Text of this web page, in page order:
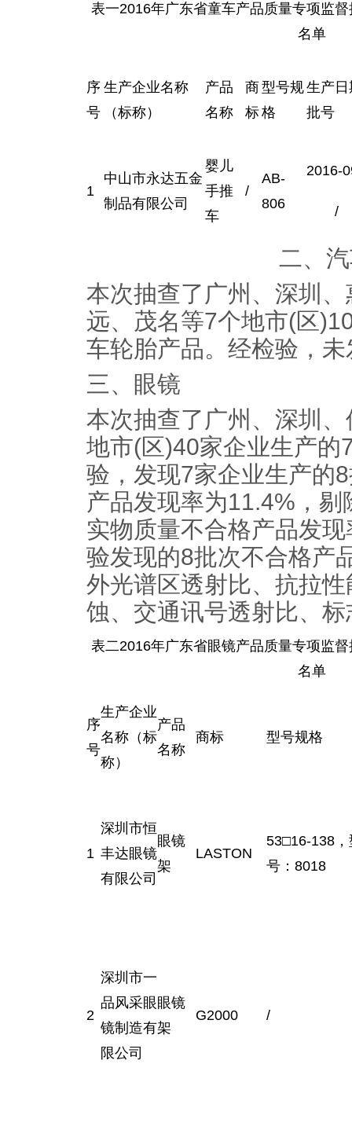
表一2016年广东省童车产品质量专项监
名单
序
号
生产企业名称
（标称）
产品
名称
商
标
型号规
格
生产日
批号
1
中山市永达五金
制品有限公司
婴儿
手推
车
/
AB-
806
2016-
/
二、
本次抽查了广州、深圳
远、茂名等7个地市(区
车轮胎产品。经检验，
三、眼镜
本次抽查了广州、深圳
地市(区)40家企业生产的
验，发现7家企业生产的
产品发现率为11.4%，
实物质量不合格产品发
验发现的8批次不合格产
外光谱区透射比、抗拉
蚀、交通讯号透射比、
表二2016年广东省眼镜产品质量专项监
名单
序
号
生产企业
名称（标
称）
产品
名称
商标 型号规格
1
深圳市恒
丰达眼镜
有限公司
眼镜
架
LASTON
53□16-138，
号：8018
2
深圳市一
品风采眼
镜制造有
限公司
眼镜
架
G2000 /